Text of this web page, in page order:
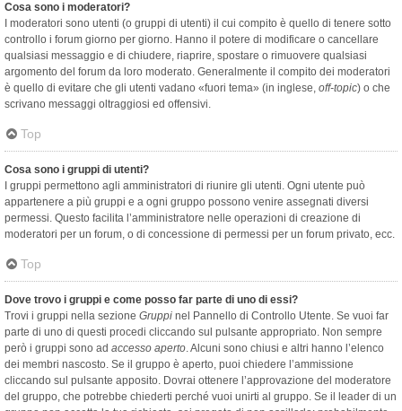
Cosa sono i moderatori?
I moderatori sono utenti (o gruppi di utenti) il cui compito è quello di tenere sotto
controllo i forum giorno per giorno. Hanno il potere di modificare o cancellare
qualsiasi messaggio e di chiudere, riaprire, spostare o rimuovere qualsiasi
argomento del forum da loro moderato. Generalmente il compito dei moderatori
è quello di evitare che gli utenti vadano «fuori tema» (in inglese, off-topic) o che
scrivano messaggi oltraggiosi ed offensivi.
Top
Cosa sono i gruppi di utenti?
I gruppi permettono agli amministratori di riunire gli utenti. Ogni utente può
appartenere a più gruppi e a ogni gruppo possono venire assegnati diversi
permessi. Questo facilita l’amministratore nelle operazioni di creazione di
moderatori per un forum, o di concessione di permessi per un forum privato, ecc.
Top
Dove trovo i gruppi e come posso far parte di uno di essi?
Trovi i gruppi nella sezione Gruppi nel Pannello di Controllo Utente. Se vuoi far
parte di uno di questi procedi cliccando sul pulsante appropriato. Non sempre
però i gruppi sono ad accesso aperto. Alcuni sono chiusi e altri hanno l’elenco
dei membri nascosto. Se il gruppo è aperto, puoi chiedere l’ammissione
cliccando sul pulsante apposito. Dovrai ottenere l’approvazione del moderatore
del gruppo, che potrebbe chiederti perché vuoi unirti al gruppo. Se il leader di un